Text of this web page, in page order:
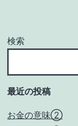
ジ
送
り
検索
最近の投稿
お金の意味②